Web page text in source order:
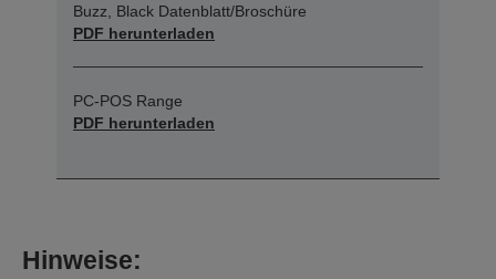
Buzz, Black Datenblatt/Broschüre
PDF herunterladen
PC-POS Range
PDF herunterladen
Hinweise: